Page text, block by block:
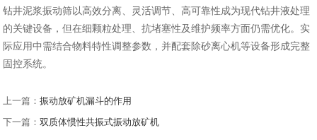
钻井泥浆振动筛以‌高效分离、灵活调节、高可靠性‌成为现代钻井液处理
的关键设备，但在‌细颗粒处理、抗堵塞性及维护频率‌方面仍需优化。实
际应用中需结合物料特性调整参数，并配套除砂离心机等设备形成完整
固控系统‌。
上一篇：振动放矿机漏斗的作用
下一篇：双质体惯性共振式振动放矿机